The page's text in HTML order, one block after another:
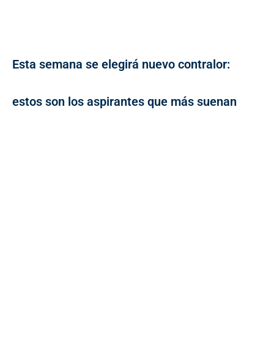
Esta semana se elegirá nuevo contralor:
estos son los aspirantes que más suenan